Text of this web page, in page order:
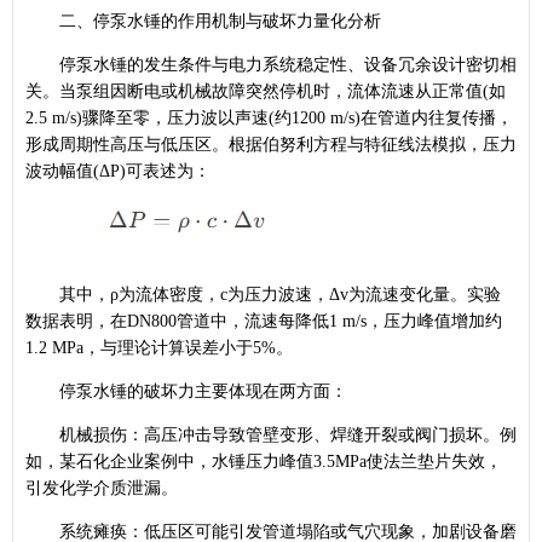
二、停泵水锤的作用机制与破坏力量化分析
停泵水锤的发生条件与电力系统稳定性、设备冗余设计密切相
关。当泵组因断电或机械故障突然停机时，流体流速从正常值(如
2.5 m/s)骤降至零，压力波以声速(约1200 m/s)在管道内往复传播，
形成周期性高压与低压区。根据伯努利方程与特征线法模拟，压力
波动幅值(ΔP)可表述为：
其中，ρ为流体密度，c为压力波速，Δv为流速变化量。实验
数据表明，在DN800管道中，流速每降低1 m/s，压力峰值增加约
1.2 MPa，与理论计算误差小于5%。
停泵水锤的破坏力主要体现在两方面：
机械损伤：高压冲击导致管壁变形、焊缝开裂或阀门损坏。例
如，某石化企业案例中，水锤压力峰值3.5MPa使法兰垫片失效，
引发化学介质泄漏。
系统瘫痪：低压区可能引发管道塌陷或气穴现象，加剧设备磨